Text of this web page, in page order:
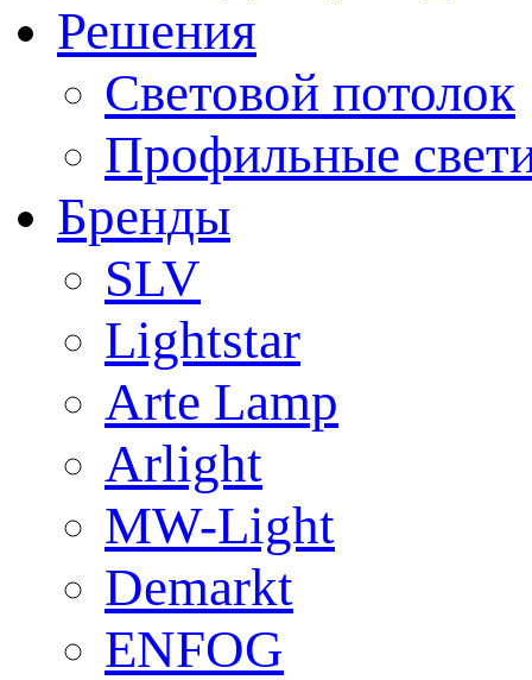
Решения
Световой потолок
Профильные
Бренды
SLV
Lightstar
Arte Lamp
Arlight
MW-Light
Demarkt
ENFOG